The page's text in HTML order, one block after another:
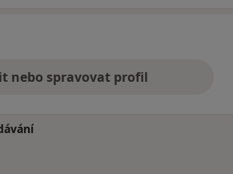
nebo spravovat profil